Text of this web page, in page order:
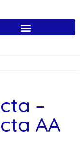
–
AA